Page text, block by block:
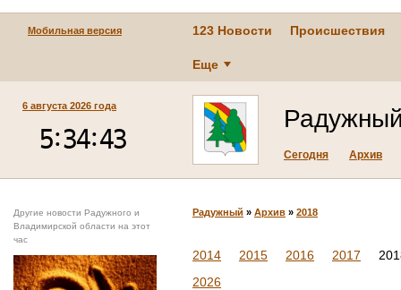
Мобильная версия 123 Новости Происшествия
Еще
6 августа 2026 года
Сегодня Архив
Другие новости Радужного и
Владимирской области на этот
час
Радужный » Архив » 2018
2014 2015 2016 2017
2026